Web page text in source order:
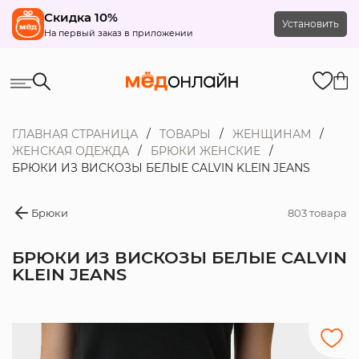
Скидка 10%
На первый заказ в приложении
Установить
ГЛАВНАЯ СТРАНИЦА ТОВАРЫ
ЖЕНЩИНАМ
ЖЕНСКАЯ ОДЕЖДА
БРЮКИ ЖЕНСКИЕ
БРЮКИ ИЗ ВИСКОЗЫ БЕЛЫЕ CALVIN KLEIN JEANS
Брюки 803 товара
БРЮКИ ИЗ ВИСКОЗЫ БЕЛЫЕ CALVIN
KLEIN JEANS